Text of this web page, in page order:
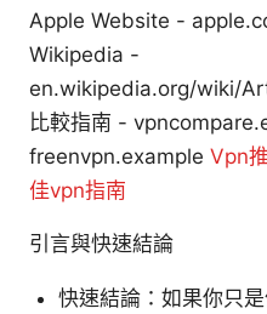
Apple Website -
Wikipedia -
en.wikipedia.org/wiki/
比較指南 -
freenvpn.example Vpn
佳vpn指南
引言與快速結論
快速結論：如果你只